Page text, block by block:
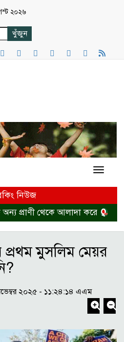
২০২৬
নিউজ
প্রাণী থেকে আলাদা করে
হত্যা
প্রথম মুসলিম মেয়র
২০২৫ - ১১:২৪:১৪ এএম